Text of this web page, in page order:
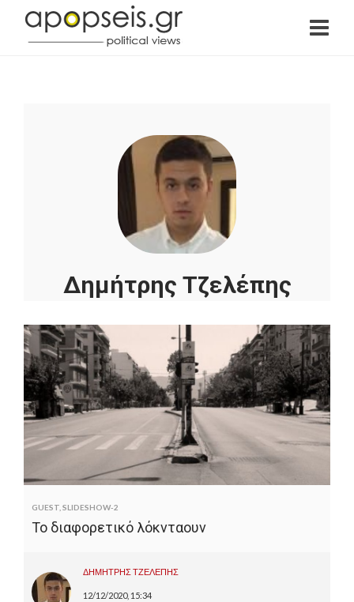
Δημήτρης Τζελέπης
του τμήματος Γλώσσας Φιλολογίας και
Πολιτισμού Παρευξείνιων χωρών με ειδίκευση
στην Ρουμανική γλώσσα. Είναι κάτοχος
μεταπτυχιακού τίτλου στις Σύγχρονες
Ευρωπαϊκές Σπουδές Δίκαιο, Οικονομία, Πολιτική
της Νομικής Σχολής του ΔΠΘ. Αρθρογραφεί
τακτικά στην καθημερινή εφημερίδα Ελεύθερος
Τύπος και στην εφημερίδα της Κομοτηνής "Ο
Χρόνος". Στον ελεύθερο χρόνο του διαβάζει βιβλία,
κυρίως πολιτικής ιστορίας.
GUEST SLIDESHOW-2
Το διαφορετικό λόκνταουν
ΔΗΜΗΤΡΗΣ ΤΖΕΛΕΠΗΣ
12/12/2020, 15:34